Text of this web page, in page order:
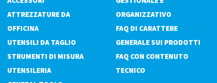
ATTREZZATURE DA
OFFICINA
UTENSILI DA TAGLIO
STRUMENTI DI MISURA
UTENSILERIA
ORGANIZZATIVO
FAQ DI CARATTERE
GENERALE SUI PRODOTTI
FAQ CON CONTENUTO
TECNICO